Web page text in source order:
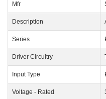
Mfr
Description
Series
Driver Circuitry
Input Type
Voltage - Rated